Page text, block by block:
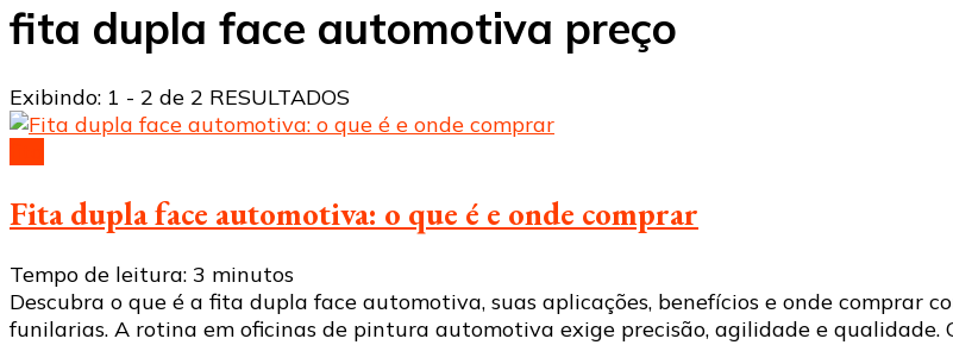
fita dupla face automotiva preço
Exibindo: 1 - 2 de 2 RESULTADOS
Fita dupla face automotiva: o que é e onde comprar
Tempo de leitura: 3 minutos
Descubra o que é a fita dupla face automotiva, suas aplicações, benefícios e onde comprar
funilarias. A rotina em oficinas de pintura automotiva exige precisão, agilidade e qualidade.